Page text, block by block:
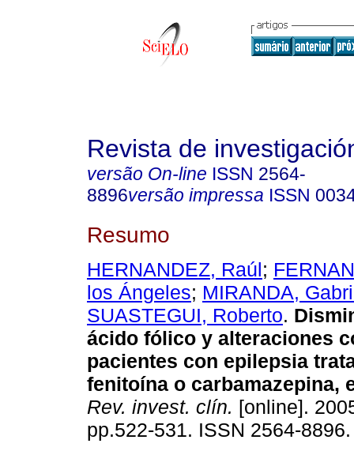
Revista de
versão On-line ISSN 2564-
8896versão impressa ISSN
Resumo
HERNANDEZ, Raúl;
los Ángeles; MIRANDA,
SUASTEGUI, Roberto.
ácido fólico y alteraciones
pacientes con epilepsia
fenitoína o carbamazepina,
Rev. invest. clín. [online].
pp.522-531. ISSN 2564-8896.